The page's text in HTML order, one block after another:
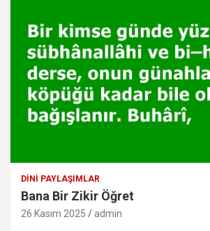
DINI PAYLAŞIMLAR
Bana Bir Zikir Öğret
26 Kasım 2025 admin